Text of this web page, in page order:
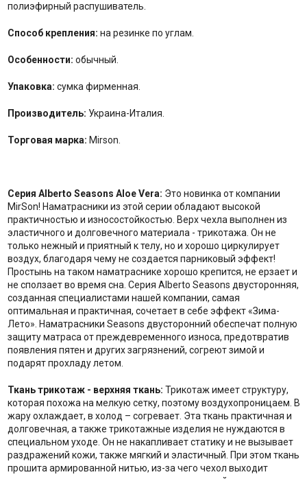
полиэфирный распушиватель.
Способ крепления: на резинке по углам.
Особенности: обычный.
Упаковка: сумка фирменная.
Производитель: Украина-Италия.
Торговая марка: Mirson.
Серия Alberto Seasons Aloe Vera: Это новинка от компании
MirSon! Наматрасники из этой серии обладают высокой
практичностью и износостойкостью. Верх чехла выполнен из
эластичного и долговечного материала - трикотажа. Он не
только нежный и приятный к телу, но и хорошо циркулирует
воздух, благодаря чему не создается парниковый эффект!
Простынь на таком наматраснике хорошо крепится, не ерзает и
не сползает во время сна. Серия Alberto Seasons двусторонняя,
созданная специалистами нашей компании, самая
оптимальная и практичная, сочетает в себе эффект «Зима-
Лето». Наматрасники Seasons двусторонний обеспечат полную
защиту матраса от преждевременного износа, предотвратив
появления пятен и других загрязнений, согреют зимой и
подарят прохладу летом.
Ткань трикотаж - верхняя ткань: Трикотаж имеет структуру,
которая похожа на мелкую сетку, поэтому воздухопроницаем. В
жару охлаждает, в холод – согревает. Эта ткань практичная и
долговечная, а также трикотажные изделия не нуждаются в
специальном уходе. Он не накапливает статику и не вызывает
раздражений кожи, также мягкий и эластичный. При этом ткань
прошита армированной нитью, из-за чего чехол выходит